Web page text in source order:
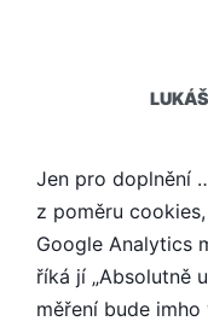
LUKÁŠ
Jen pro doplnění
z poměru
Google Analytics
říká jí „Absolutně
měření bude